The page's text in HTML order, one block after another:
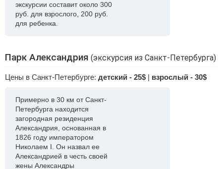
экскурсии составит около 300
руб. для взрослого, 200 руб.
для ребенка.
Парк Александрия (экскурсия из Санкт-Петербурга)
Цены в Санкт-Петербурге: детский - 25$ | взрослый - 30$
Примерно в 30 км от Санкт-
Петербурга находится
загородная резиденция
Александрия, основанная в
1826 году императором
Николаем I. Он назвал ее
Александрией в честь своей
жены Александры